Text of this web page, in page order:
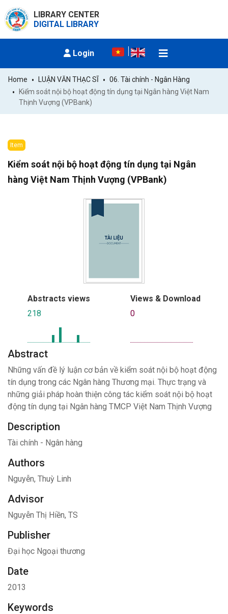
LIBRARY CENTER
DIGITAL LIBRARY
Login
Home LUẬN VĂN THẠC SĨ
06. Tài chính - Ngân Hàng
Kiểm soát nội bộ hoạt động tín dụng tại Ngân hàng Việt Nam
Thịnh Vượng (VPBank)
Item
Kiểm soát nội bộ hoạt động tín dụng tại Ngân
hàng Việt Nam Thịnh Vượng (VPBank)
Abstracts views
218
Views & Download
0
Abstract
Những vấn đề lý luận cơ bản về kiểm soát nội bộ hoạt động
tín dụng trong các Ngân hàng Thương mại. Thực trạng và
những giải pháp hoàn thiện công tác kiểm soát nội bộ hoạt
động tín dụng tại Ngân hàng TMCP Việt Nam Thịnh Vượng
Description
Tài chính - Ngân hàng
Authors
Nguyễn, Thuỳ Linh
Advisor
Nguyễn Thị Hiền, TS
Publisher
Đại học Ngoại thương
Date
2013
Keywords